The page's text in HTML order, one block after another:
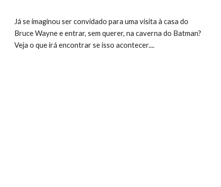
Já se imaginou ser convidado para uma visita à casa do
Bruce Wayne e entrar, sem querer, na caverna do Batman?
Veja o que irá encontrar se isso acontecer....